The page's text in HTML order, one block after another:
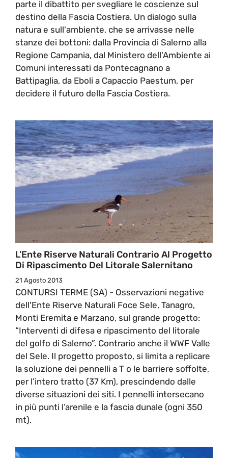
parte il dibattito per svegliare le coscienze sul
destino della Fascia Costiera. Un dialogo sulla
natura e sull'ambiente, che se arrivasse nelle
stanze dei bottoni: dalla Provincia di Salerno alla
Regione Campania, dal Ministero dell'Ambiente ai
Comuni interessati da Pontecagnano a
Battipaglia, da Eboli a Capaccio Paestum, per
decidere il futuro della Fascia Costiera.
L’Ente Riserve Naturali Contrario Al Progetto
Di Ripascimento Del Litorale Salernitano
21 Agosto 2013
CONTURSI TERME (SA) - Osservazioni negative
dell'Ente Riserve Naturali Foce Sele, Tanagro,
Monti Eremita e Marzano, sul grande progetto:
“Interventi di difesa e ripascimento del litorale
del golfo di Salerno”. Contrario anche il WWF Valle
del Sele. Il progetto proposto, si limita a replicare
la soluzione dei pennelli a T o le barriere soffolte,
per l’intero tratto (37 Km), prescindendo dalle
diverse situazioni dei siti. I pennelli intersecano
in più punti l’arenile e la fascia dunale (ogni 350
mt).